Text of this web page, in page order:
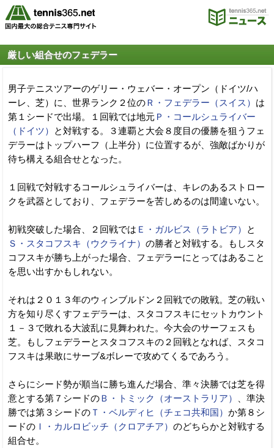
厳しい組合せのフェデラー
男子テニスツアーのゲリー・ウェバー・オープン（ドイツ/ハ
ーレ、芝）に、世界ランク２位のＲ・フェデラー（スイス） は
第１シードで出場。１回戦では地元 Ｐ・コールシュライバー
（ドイツ）
と対戦する。３連覇と大会８度目の優勝を狙うフェ
デラーはトップハーフ（上半分）に位置するが、強敵ばかりが
待ち構える組合せとなった。
１回戦で対戦するコールシュライバーは、キレのあるストロー
クを武器としており、フェデラーを苦しめるのは間違いない。
初戦突破した場合、２回戦では Ｅ・ガルビス（ラトビア）
と
Ｓ・スタコフスキ（ウクライナ） の勝者と対戦する。もしスタ
コフスキが勝ち上がった場合、フェデラーにとってはあること
を思い出すかもしれない。
それは２０１３年のウィンブルドン２回戦での敗戦。芝の戦い
方を知り尽くすフェデラーは、スタコフスキにセットカウント
１－３で敗れる大波乱に見舞われた。今大会のサーフェスも
芝。もしフェデラーとスタコフスキの２回戦となれば、スタコ
フスキは果敢にサーブ&ボレーで攻めてくるであろう。
さらにシード勢が順当に勝ち進んだ場合、準々決勝では芝を得
意とする第７シードのＢ・トミック（オーストラリア）
、準決
勝では第３シードの Ｔ・ベルディヒ（チェコ共和国） か第８シ
ードの Ｉ・カルロビッチ（クロアチア） のどちらかと対戦する
組合せ。